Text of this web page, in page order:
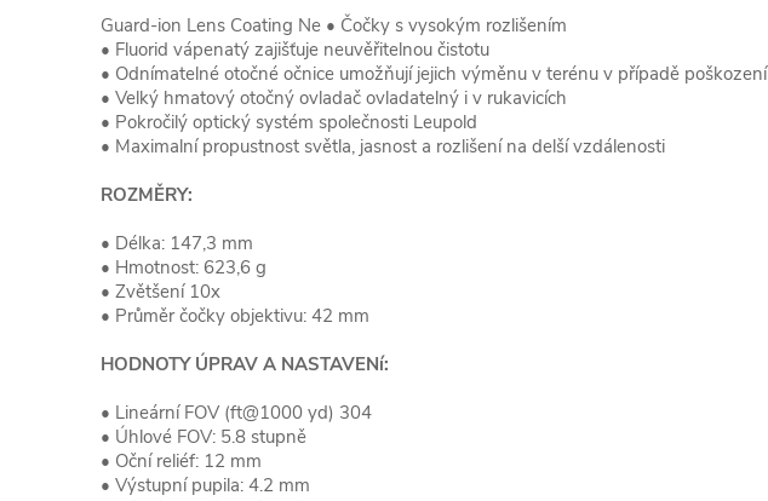
Guard-ion Lens Coating Ne • Čočky s vysokým rozlišením
• Fluorid vápenatý zajišťuje neuvěřitelnou čistotu
• Odnímatelné otočné očnice umožňují jejich výměnu v terénu v případě poškození
• Velký hmatový otočný ovladač ovladatelný i v rukavicích
• Pokročilý optický systém společnosti Leupold
• Maximalní propustnost světla, jasnost a rozlišení na delší vzdálenosti
ROZMĚRY:
• Délka: 147,3 mm
• Hmotnost: 623,6 g
• Zvětšení 10x
• Průměr čočky objektivu: 42 mm
HODNOTY ÚPRAV A NASTAVENí:
• Lineární FOV (ft@1000 yd) 304
• Úhlové FOV: 5.8 stupně
• Oční reliéf: 12 mm
• Výstupní pupila: 4.2 mm